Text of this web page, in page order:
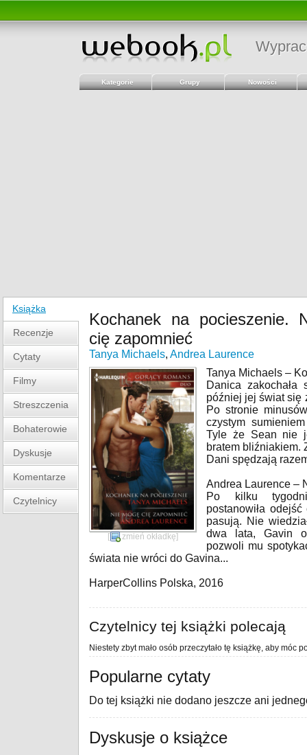
Kategorie Grupy Nowości
Książka
Recenzje
Cytaty
Filmy
Streszczenia
Bohaterowie
Dyskusje
Komentarze
Czytelnicy
Kochanek na pocieszenie.
cię zapomnieć
Tanya Michaels, Andrea Laurence
[ zmień okładkę]
Tanya Michaels –
Danica zakochała
później jej świat się
Po stronie
czystym
Tyle że Sean nie
bratem bliźniakiem.
Dani spędzają
Andrea Laurence –
Po kilku
postanowiła
pasują. Nie
dwa lata, Gavin
pozwoli mu
świata nie wróci do Gavina...
HarperCollins Polska, 2016
Czytelnicy tej książki polecają
Niestety zbyt mało osób przeczytało tę książkę, aby móc
Popularne cytaty
Do tej książki nie dodano jeszcze ani
Dyskusje o książce